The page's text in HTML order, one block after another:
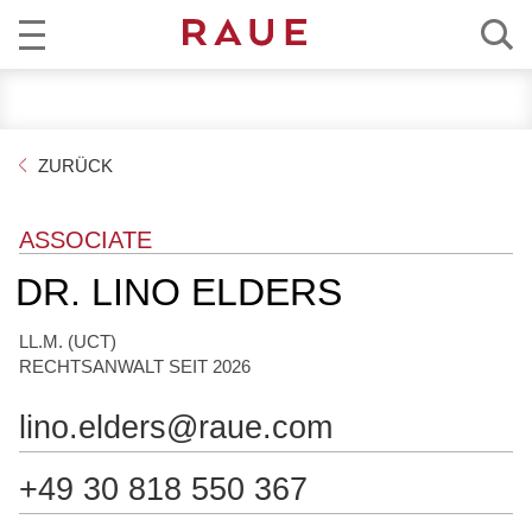
h
s
a
n
ä
l
e
n
KARRIERE
ZURÜCK
ASSOCIATE
DR. LINO ELDERS
LL.M. (UCT)
RECHTSANWALT SEIT 2026
lino.elders@raue.com
+49 30 818 550 367